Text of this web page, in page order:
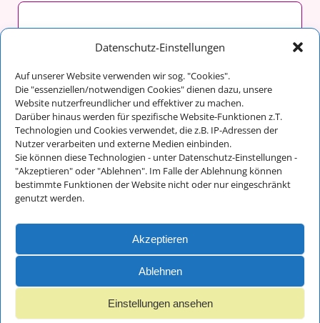
Datenschutz-Einstellungen
Auf unserer Website verwenden wir sog. "Cookies".
Die "essenziellen/notwendigen Cookies" dienen dazu, unsere
Website nutzerfreundlicher und effektiver zu machen.
Darüber hinaus werden für spezifische Website-Funktionen z.T.
Technologien und Cookies verwendet, die z.B. IP-Adressen der
Nutzer verarbeiten und externe Medien einbinden.
Sie können diese Technologien - unter Datenschutz-Einstellungen -
"Akzeptieren" oder "Ablehnen". Im Falle der Ablehnung können
bestimmte Funktionen der Website nicht oder nur eingeschränkt
genutzt werden.
Akzeptieren
Ablehnen
Einstellungen ansehen
malergraßl GmbH & Co. KG
Im Tal 14
83486 Ramsau bei Berchtesgaden
Kontakt:
Telefon: +49 (0) 8657/648
Fax: +49 (0) 8657/712
Impressum und
© 2018 - 2025 malergraßl GmbH - Webdesign Ernst Wurm und
Florian Wurm GbR